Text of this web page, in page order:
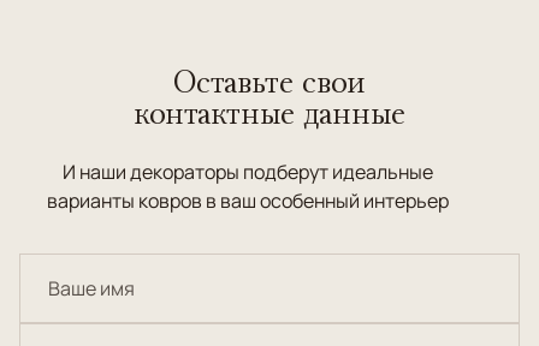
Оставьте свои
контактные данные
И наши декораторы подберут идеальные
варианты ковров в ваш особенный интерьер